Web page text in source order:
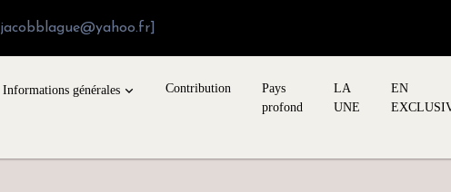
[jacobblague@yahoo.fr]
Informations générales Contribution
Pays
profond
LA
UNE
EN